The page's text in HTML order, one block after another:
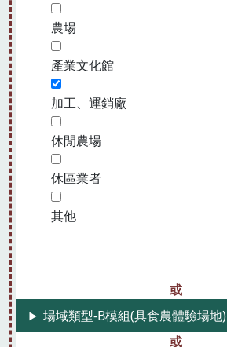
農場
產業文化館
加工、運銷廠
休閒農場
休區業者
其他
場域類型-B模組(具食農體驗場地)